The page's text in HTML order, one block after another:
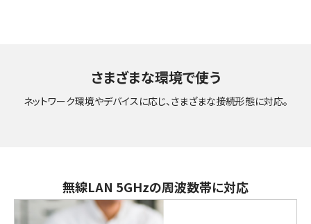
さまざまな環境で使う
ネットワーク環境やデバイスに応じ、さまざまな接続形態に対応。
無線LAN 5GHzの周波数帯に対応